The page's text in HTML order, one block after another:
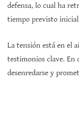
defensa, lo cual ha
tiempo previsto
La tensión está en el
testimonios clave. En
desenredarse y